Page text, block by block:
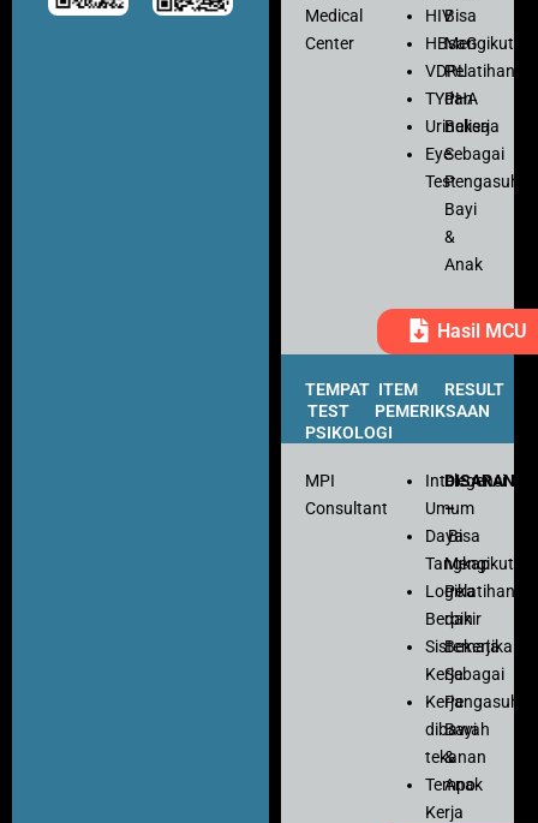
Medical
Center
HIV
HBsaG
VDRL
TYPHA
Urinalisa
Eye
Test
Bisa
Mengikuti
Pelatihan
dan
Bekerja
Sebagai
Pengasuh
Bayi
&
Anak
Hasil MCU
TEMPAT
TEST
PSIKOLOGI
ITEM
PEMERIKSAAN
RESULT
MPI
Consultant
Intelegensi
Umum
Daya
Tangkap
Logika
Berpikir
Sistematika
Kerja
Kerja
dibawah
tekanan
Tempo
Kerja
–
Bisa
Mengikuti
Pelatihan
dan
Bekerja
Sebagai
Pengasuh
Bayi
&
Anak